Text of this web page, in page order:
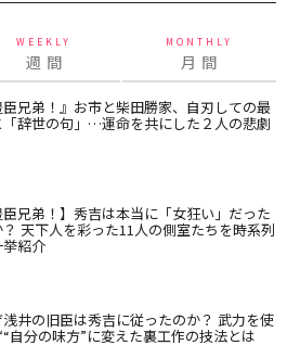
WEEKLY
週 間
MONTHLY
月 間
臣兄弟！』お市と柴田勝家、自刃しての最
「辞世の句」…運命を共にした２人の悲劇
臣兄弟！】秀吉は本当に「女狂い」だった
？ 天下人を彩った11人の側室たちを時系列
挙紹介
浅井の旧臣は秀吉に従ったのか？ 武力を使
自分の味方”に変えた裏工作の技法とは